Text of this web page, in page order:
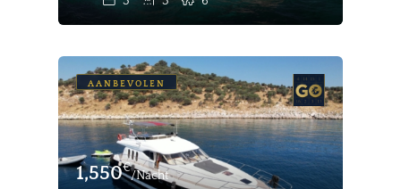
AANBEVOLEN
1,550€
/Nacht